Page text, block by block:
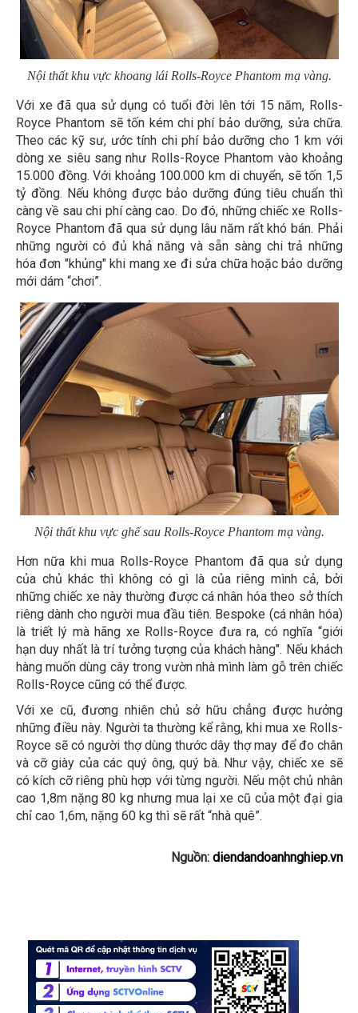
Nội thất khu vực khoang lái Rolls-Royce Phantom mạ vàng.
Với xe đã qua sử dụng có tuổi đời lên tới 15 năm, Rolls-
Royce Phantom sẽ tốn kém chi phí bảo dưỡng, sửa chữa.
Theo các kỹ sư, ước tính chi phí bảo dưỡng cho 1 km với
dòng xe siêu sang như Rolls-Royce Phantom vào khoảng
15.000 đồng. Với khoảng 100.000 km di chuyển, sẽ tốn 1,5
tỷ đồng. Nếu không được bảo dưỡng đúng tiêu chuẩn thì
càng về sau chi phí càng cao. Do đó, những chiếc xe Rolls-
Royce Phantom đã qua sử dụng lâu năm rất khó bán. Phải
những người có đủ khả năng và sẵn sàng chi trả những
hóa đơn "khủng" khi mang xe đi sửa chữa hoặc bảo dưỡng
mới dám “chơi”.
Nội thất khu vực ghế sau Rolls-Royce Phantom mạ vàng.
Hơn nữa khi mua Rolls-Royce Phantom đã qua sử dụng
của chủ khác thì không có gì là của riêng mình cả, bởi
những chiếc xe này thường được cá nhân hóa theo sở thích
riêng dành cho người mua đầu tiên. Bespoke (cá nhân hóa)
là triết lý mà hãng xe Rolls-Royce đưa ra, có nghĩa “giới
hạn duy nhất là trí tưởng tượng của khách hàng". Nếu khách
hàng muốn dùng cây trong vườn nhà mình làm gỗ trên chiếc
Rolls-Royce cũng có thể được.
Với xe cũ, đương nhiên chủ sở hữu chẳng được hưởng
những điều này. Người ta thường kể rằng, khi mua xe Rolls-
Royce sẽ có người thợ dùng thước dây thợ may để đo chân
và cỡ giày của các quý ông, quý bà. Như vậy, chiếc xe sẽ
có kích cỡ riêng phù hợp với từng người. Nếu một chủ nhân
cao 1,8m nặng 80 kg nhưng mua lại xe cũ của một đại gia
chỉ cao 1,6m, nặng 60 kg thì sẽ rất “nhà quê”.
Nguồn: diendandoanhnghiep.vn